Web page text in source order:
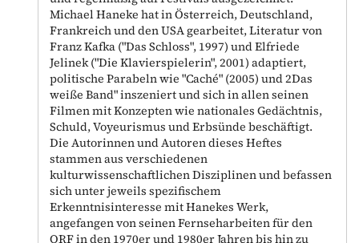
Michael Haneke hat in Österreich, Deutschland,
Frankreich und den USA gearbeitet, Literatur von
Franz Kafka ("Das Schloss", 1997) und Elfriede
Jelinek ("Die Klavierspielerin", 2001) adaptiert,
politische Parabeln wie "Caché" (2005) und 2Das
weiße Band" inszeniert und sich in allen seinen
Filmen mit Konzepten wie nationales Gedächtnis,
Schuld, Voyeurismus und Erbsünde beschäftigt.
Die Autorinnen und Autoren dieses Heftes
stammen aus verschiedenen
kulturwissenschaftlichen Disziplinen und befassen
sich unter jeweils spezifischem
Erkenntnisinteresse mit Hanekes Werk,
angefangen von seinen Fernseharbeiten für den
ORF in den 1970er und 1980er Jahren bis hin zu